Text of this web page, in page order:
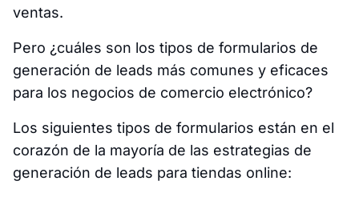
ventas.
Pero ¿cuáles son los tipos de formularios de
generación de leads más comunes y eficaces
para los negocios de comercio electrónico?
Los siguientes tipos de formularios están en el
corazón de la mayoría de las estrategias de
generación de leads para tiendas online: